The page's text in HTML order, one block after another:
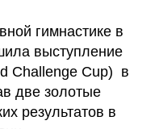
гимнастике в
выступление
Challenge Cup)  в
две золотые
результатов в